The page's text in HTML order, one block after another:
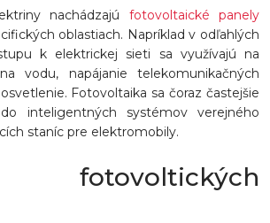
nachádzajú fotovoltaické panely
oblastiach. Napríklad v odľahlých
k elektrickej sieti sa využívajú na
vodu, napájanie telekomunikačných
Fotovoltaika sa čoraz častejšie
inteligentných systémov verejného
staníc pre elektromobily.
fotovoltických